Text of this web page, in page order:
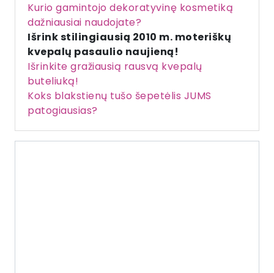
Kurio gamintojo dekoratyvinę kosmetiką
dažniausiai naudojate?
Išrink stilingiausią 2010 m. moteriškų
kvepalų pasaulio naujieną!
Išrinkite gražiausią rausvą kvepalų
buteliuką!
Koks blakstienų tušo šepetėlis JUMS
patogiausias?